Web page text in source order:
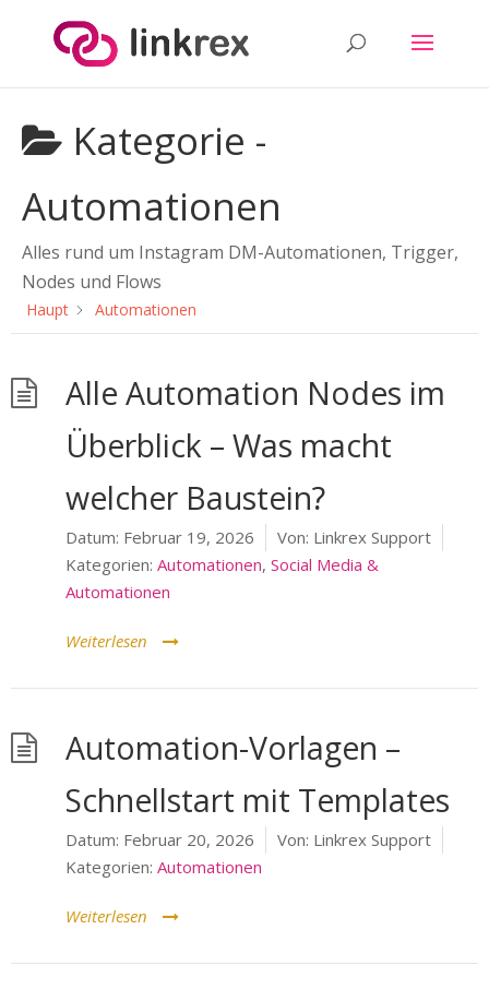
Kategorie -
Automationen
Alles rund um Instagram DM-Automationen, Trigger,
Nodes und Flows
Haupt Automationen
Alle Automation Nodes im
Überblick – Was macht
welcher Baustein?
Datum: Februar 19, 2026 Von: Linkrex Support
Kategorien: Automationen, Social Media &
Automationen
Weiterlesen
Automation-Vorlagen –
Schnellstart mit Templates
Datum: Februar 20, 2026 Von: Linkrex Support
Kategorien: Automationen
Weiterlesen